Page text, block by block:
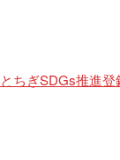
とちぎSDGs推進